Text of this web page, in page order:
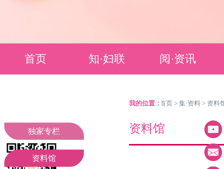
首页 知·妇联 阅·资讯
独家专栏
资料馆
我的位置：
> 首页 > 集·资料 > 资料
资料馆